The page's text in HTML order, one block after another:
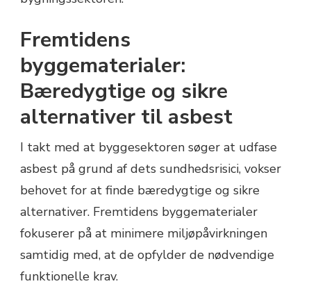
Fremtidens
byggematerialer:
Bæredygtige og sikre
alternativer til asbest
I takt med at byggesektoren søger at udfase
asbest på grund af dets sundhedsrisici, vokser
behovet for at finde bæredygtige og sikre
alternativer. Fremtidens byggematerialer
fokuserer på at minimere miljøpåvirkningen
samtidig med, at de opfylder de nødvendige
funktionelle krav.